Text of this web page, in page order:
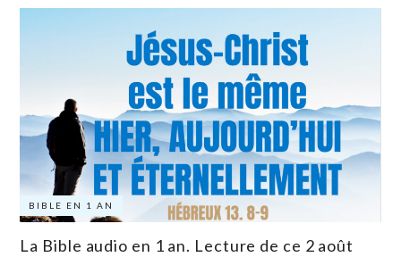
BIBLE EN 1 AN
La Bible audio en 1 an. Lecture de ce 2 août